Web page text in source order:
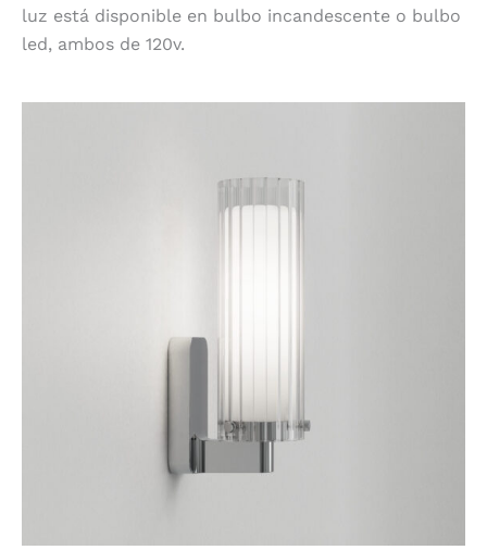
luz está disponible en bulbo incandescente o bulbo
led, ambos de 120v.